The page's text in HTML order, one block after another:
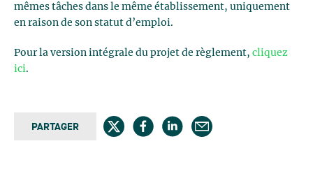
mêmes tâches dans le même établissement, uniquement
en raison de son statut d’emploi.
Pour la version intégrale du projet de règlement, cliquez
ici.
PARTAGER